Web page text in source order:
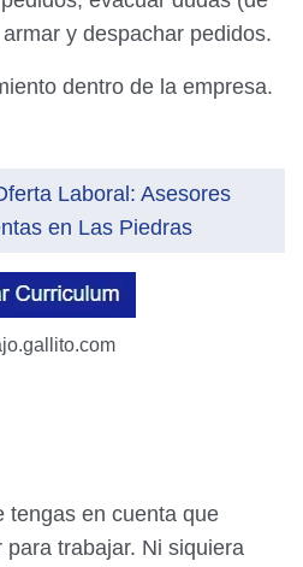
y despachar pedidos.
dentro de la empresa.
Laboral: Asesores
en Las Piedras
tengas en cuenta que
trabajar. Ni siquiera